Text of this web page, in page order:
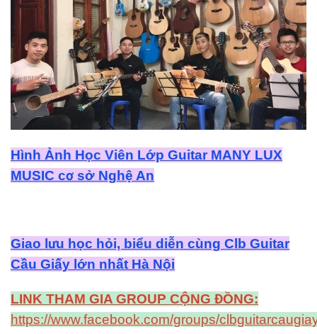
Hình Ảnh Học Viên Lớp Guitar MANY LUX
MUSIC cơ sở Nghệ An
Giao lưu học hỏi, biểu diễn cùng Clb Guitar
Cầu Giấy lớn nhất Hà Nội
LINK THAM GIA GROUP CỘNG ĐỒNG:
https://www.facebook.com/groups/